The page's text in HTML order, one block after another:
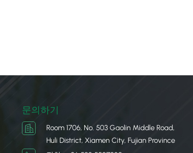
문의하기
Room 1706, No. 503 Gaolin Middle Road,
Huli District, Xiamen City, Fujian Province